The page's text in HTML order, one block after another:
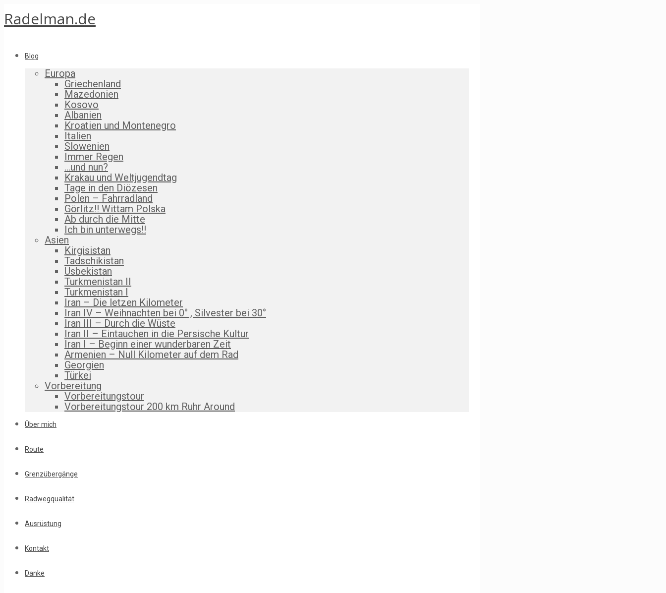
Radelman.de
Blog
Europa
Griechenland
Mazedonien
Kosovo
Albanien
Kroatien und Montenegro
Italien
Slowenien
Immer Regen
…und nun?
Krakau und Weltjugendtag
Tage in den Diözesen
Polen – Fahrradland
Görlitz!! Wittam Polska
Ab durch die Mitte
Ich bin unterwegs!!
Asien
Kirgisistan
Tadschikistan
Usbekistan
Turkmenistan II
Turkmenistan I
Iran – Die letzen Kilometer
Iran IV – Weihnachten bei 0° , Silvester bei 30°
Iran III – Durch die Wüste
Iran II – Eintauchen in die Persische Kultur
Iran I – Beginn einer wunderbaren Zeit
Armenien – Null Kilometer auf dem Rad
Georgien
Türkei
Vorbereitung
Vorbereitungstour
Vorbereitungstour 200 km Ruhr Around
Über mich
Route
Grenzübergänge
Radwegqualität
Ausrüstung
Kontakt
Danke